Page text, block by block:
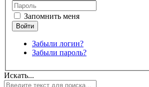
Запомнить меня
Забыли логин?
Забыли пароль?
Искать...